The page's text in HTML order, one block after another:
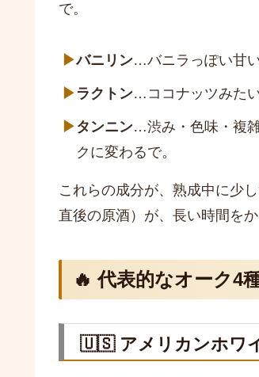
で。
▶バニリン…バニラっぽい甘
▶ ラクトン…ココナッツみた
▶ タンニン…渋み・色味・複
クに変わるで。
これらの成分が、熟成中に少
直後の原酒）が、長い時間を
🔥 代表的なオーク4
🇺🇸 アメリカンホワ